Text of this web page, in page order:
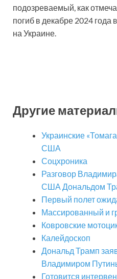
подозреваемый, как
погиб в декабре 2024
на Украине.
Другие
Украинские
США
Соцхроника
Разговор
США Дональдом
Первый полет
Массированный и
Ковровские
Калейдоскоп
Дональд Трамп
Владимиром
Готовится